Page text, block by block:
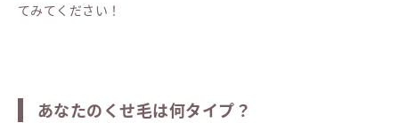
てみてください！
あなたのくせ毛は何タイプ？